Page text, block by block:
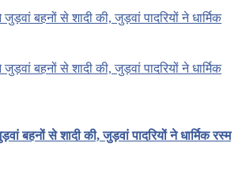
बहनों से शादी की, जुड़वां पादरियों ने धार्मिक रस्म